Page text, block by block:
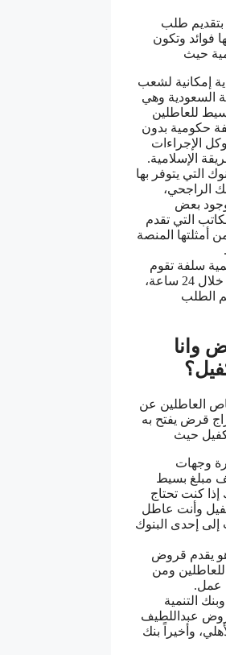
طلب
فوائد وتكون
حيث
إمكانية لشعب
السعودية وهي
للعاطلين
حكومية بدون
وكل الإجراءات
الإسلامية.
التي يتوفر بها
الراجحي،
وجود بعض
التي تقدم
أمثلتها المنصة
سلفة تقوم
بتوفير السلفة خلال 24 ساعة،
الطلب
وانا
العاطلين عن
قرض يفتح به
حيث
وجهات
مبلغ بسيط
إذا كنت تحتاج
وأنت عاطل
إحدى البنوك
يقدم قروض
ومن
عمل.
التنمية
عبداللطيف
وأخيراً بنك